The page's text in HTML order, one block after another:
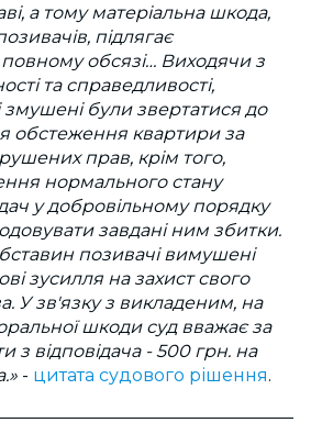
а тому матеріальна шкода,
підлягає
обсязі… Виходячи з
та справедливості,
змушені були звертатися до
обстеження квартири за
прав, крім того,
нормального стану
у добровільному порядку
завдані ним збитки.
позивачі вимушені
зусилля на захист свого
У зв'язку з викладеним, на
шкоди суд вважає за
з відповідача - 500 грн. на
- цитата судового рішення.